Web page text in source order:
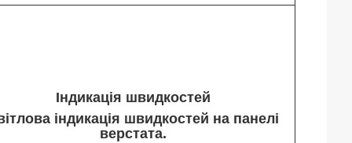
Індикація швидкостей
індикація швидкостей на панелі
верстата.